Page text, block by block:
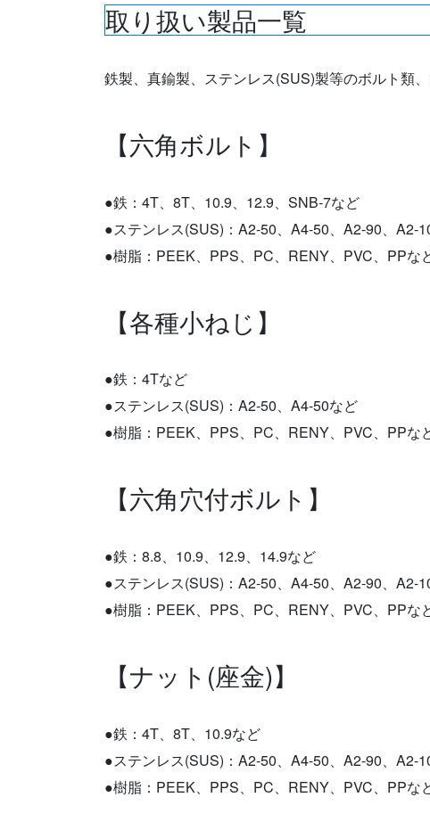
取り扱い製品一覧
鉄製、真鍮製、ステンレス(SUS)製等のボルト類
【六角ボルト】
●鉄：4T、8T、10.9、12.9、SNB-7など
●ステンレス(SUS)：A2-50、A4-50、A2-90、A2-
●樹脂：PEEK、PPS、PC、RENY、PVC、PPな
【各種小ねじ】
●鉄：4Tなど
●ステンレス(SUS)：A2-50、A4-50など
●樹脂：PEEK、PPS、PC、RENY、PVC、PPな
【六角穴付ボルト】
●鉄：8.8、10.9、12.9、14.9など
●ステンレス(SUS)：A2-50、A4-50、A2-90、A2-
●樹脂：PEEK、PPS、PC、RENY、PVC、PPな
【ナット(座金)】
●鉄：4T、8T、10.9など
●ステンレス(SUS)：A2-50、A4-50、A2-90、A2-
●樹脂：PEEK、PPS、PC、RENY、PVC、PPな